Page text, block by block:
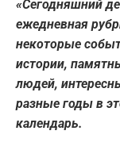
«Сегодняшний
ежедневная
некоторые
истории,
людей,
разные годы в
календарь.